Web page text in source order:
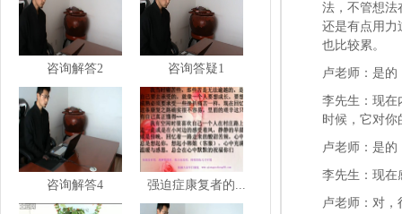
咨询解答2 咨询答疑1
咨询解答4 强迫症康复者的...
法，不管想
还是有点用
也比较累。
卢老师：是
李先生：现
时候，它对你
卢老师：是
李先生：现在
卢老师：对